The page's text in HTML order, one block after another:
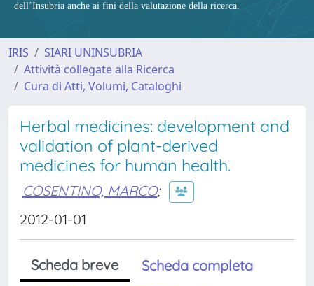
dell’Insubria anche ai fini della valutazione della ricerca.
IRIS
SIARI UNINSUBRIA
Attività collegate alla Ricerca
Cura di Atti, Volumi, Cataloghi
Herbal medicines: development and
validation of plant-derived
medicines for human health.
COSENTINO, MARCO;
2012-01-01
Scheda breve
Scheda completa